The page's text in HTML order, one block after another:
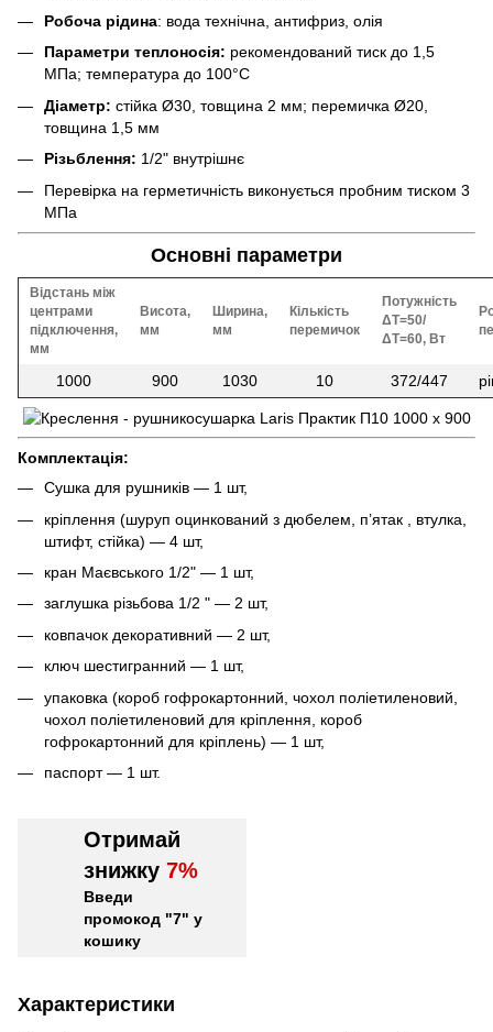
Робоча рідина: вода технічна, антифриз, олія
Параметри теплоносія: рекомендований тиск до 1,5
МПа; температура до 100°С
Діаметр: стійка Ø30, товщина 2 мм; перемичка Ø20,
товщина 1,5 мм
Різьблення: 1/2" внутрішнє
Перевірка на герметичність виконується пробним тиском 3
МПа
Основні параметри
Відстань між
центрами
підключення,
мм
Висота,
мм
Ширина,
мм
Кількість
перемичок
Потужність
ΔT=50/
ΔT=60, Вт
1000 900 1030 10 372/447
Комплектація:
Сушка для рушників — 1 шт,
кріплення (шуруп оцинкований з дюбелем, п’ятак , втулка,
штифт, стійка) — 4 шт,
кран Маєвського 1/2" — 1 шт,
заглушка різьбова 1/2 " — 2 шт,
ковпачок декоративний — 2 шт,
ключ шестигранний — 1 шт,
упаковка (короб гофрокартонний, чохол поліетиленовий,
чохол поліетиленовий для кріплення, короб
гофрокартонний для кріплень) — 1 шт,
паспорт — 1 шт.
Отримай
знижку 7%
Введи
промокод "7" у
кошику
Характеристики